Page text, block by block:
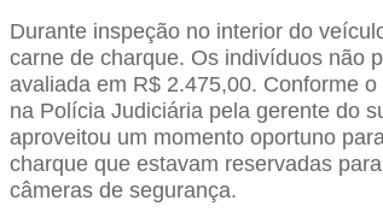
Durante inspeção no interior do
carne de charque. Os indivíduos não
avaliada em R$ 2.475,00. Conforme
na Polícia Judiciária pela gerente do
aproveitou um momento oportuno
charque que estavam reservadas
câmeras de segurança.